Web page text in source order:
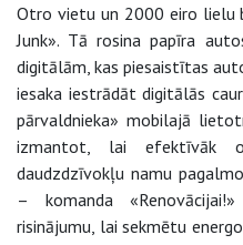
Otro vietu un 2000 eiro lielu
Junk». Tā rosina papīra
digitālām, kas piesaistītas
iesaka iestrādāt digitālās
pārvaldnieka» mobilajā
izmantot, lai efektīvāk
daudzdzīvokļu namu
– komanda
risinājumu, lai sekmētu